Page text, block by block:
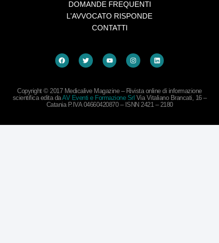
DOMANDE FREQUENTI
L'AVVOCATO RISPONDE
CONTATTI
Copyright © 2017 Medicalive Magazine – Rivista online di informazione
scientifica edita daAV Eventi e Formazione Srl Via Vitaliano Brancati, 16 –
Catania P.IVA 04660420870 – ISNN 2421 – 2180